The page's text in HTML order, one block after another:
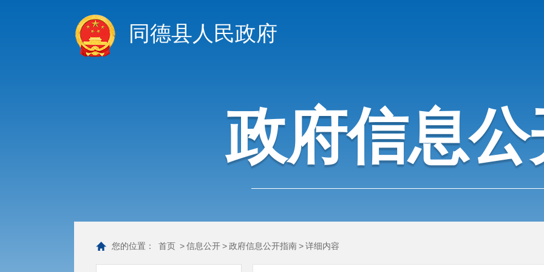
同德县人民政府
政府信息公
您的位置： 首页 >信息公开>政府信息公开指南>详细内容